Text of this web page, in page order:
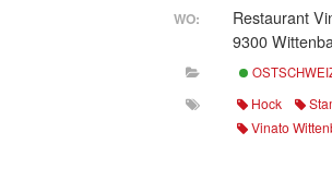
WO:
Restaurant
9300
Hock
Vinato